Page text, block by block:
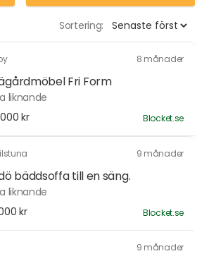
Sortering:
8 månader
Fri Form
liknande
kr
Blocket.se
9 månader
bäddsoffa till en säng.
liknande
kr
Blocket.se
9 månader